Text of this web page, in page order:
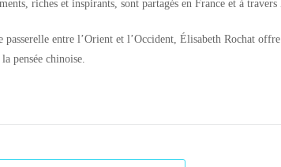
riches et inspirants, sont partagés en France et à
passerelle entre l’Orient et l’Occident, Élisabeth Rochat
pensée chinoise.